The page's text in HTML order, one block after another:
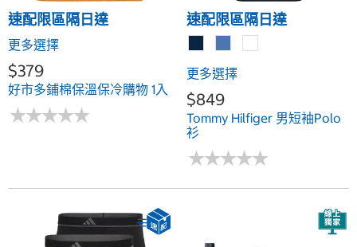
速配限區隔日達
更多選擇
$379
好市多鋪棉保溫保冷購物 1入
★★★★★
★★★★★
速配限區隔日達
更多選擇
$849
Tommy Hilfiger 男短袖Polo
衫
★★★★★
★★★★★